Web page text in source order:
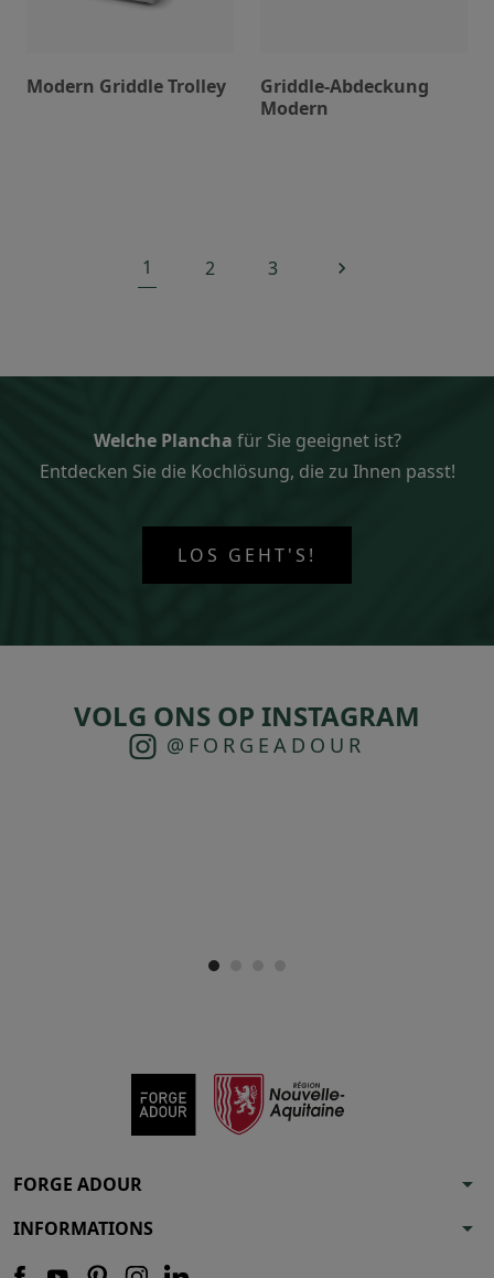
Modern Griddle Trolley
Griddle-Abdeckung
Modern
1 2 3 
Welche Plancha für Sie geeignet ist?
Entdecken Sie die Kochlösung, die zu Ihnen passt!
LOS GEHT'S!
VOLG ONS OP INSTAGRAM
@FORGEADOUR
FORGE ADOUR arrow_drop_down
INFORMATIONS arrow_drop_down